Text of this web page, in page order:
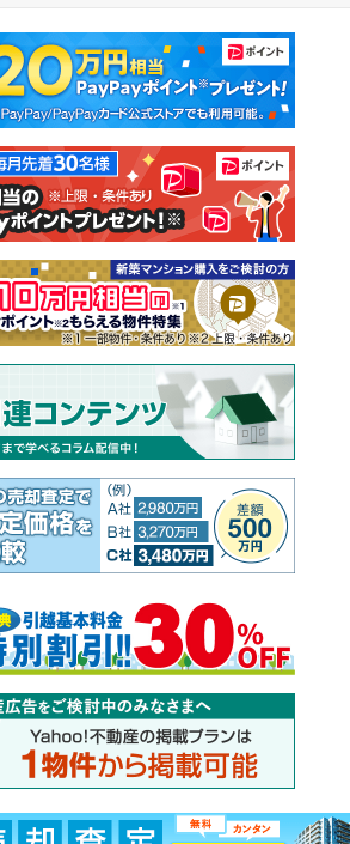
中古マンション
中古一戸建て
土地
教えて！住まいの先生